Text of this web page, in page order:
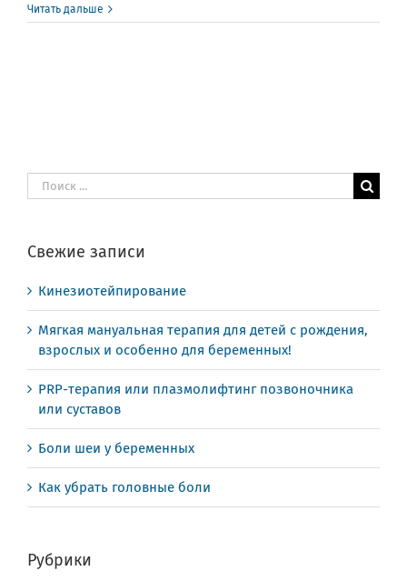
Читать дальше
Результат
поиска:
Свежие записи
Кинезиотейпирование
Мягкая мануальная терапия для детей с рождения,
взрослых и особенно для беременных!
PRP-терапия или плазмолифтинг позвоночника
или суставов
Боли шеи у беременных
Как убрать головные боли
Рубрики